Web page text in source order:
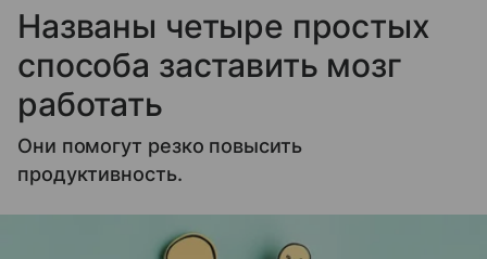
Названы четыре простых
способа заставить мозг
работать
Они помогут резко повысить
продуктивность.